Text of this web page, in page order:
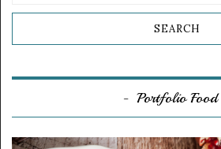
Portfolio Food